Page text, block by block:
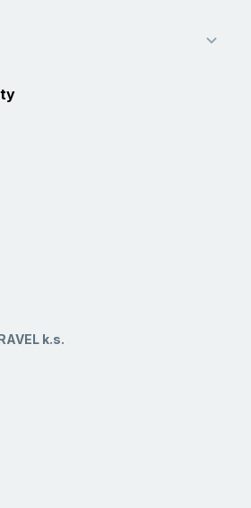
k.s.